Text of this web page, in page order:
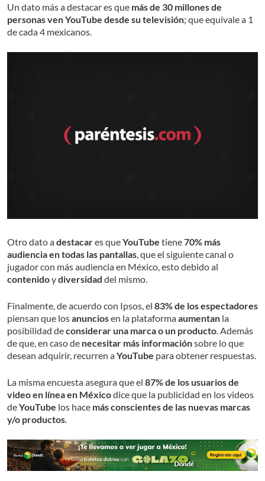
Un dato más a destacar es que más de 30 millones de
personas ven YouTube desde su televisión; que equivale a 1
de cada 4 mexicanos.
Otro dato adestacares queYouTube tiene70% más
audiencia en todas las pantallas, que el siguiente canal o
jugador con más audiencia en México, esto debido al
contenidoydiversidad del mismo.
Finalmente, de acuerdo con Ipsos, el 83% de los espectadores
piensan que losanunciosen la plataformaaumentan la
posibilidad deconsiderar una marca o un producto. Además
de que, en caso de necesitar más informaciónsobre lo que
desean adquirir, recurren aYouTube para obtener respuestas.
La misma encuesta asegura que el 87% de los usuarios de
video en línea en Méxicodice que la publicidad en los videos
deYouTube los hace más conscientes de las nuevas marcas
y/o productos.